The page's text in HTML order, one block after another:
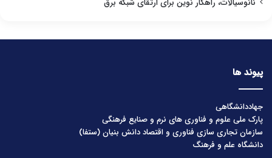
نانوسیالات، راهکار نوین برای ارتقای شبکه برق
پیوند ها
جهاددانشگاهی
پارک ملی علوم و فناوری های نرم و صنایع فرهنگی
سازمان تجاری سازی فناوری و اقتصاد دانش بنیان (ستفا)
دانشگاه علم و فرهنگ